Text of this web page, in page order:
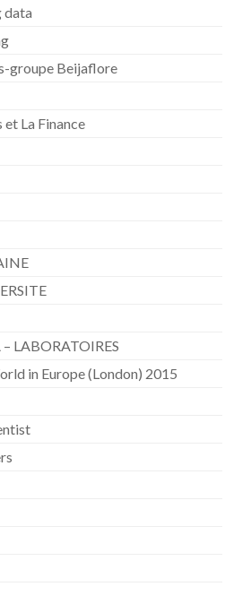
data
groupe Beijaflore
et La Finance
LABORATOIRES
in Europe (London) 2015